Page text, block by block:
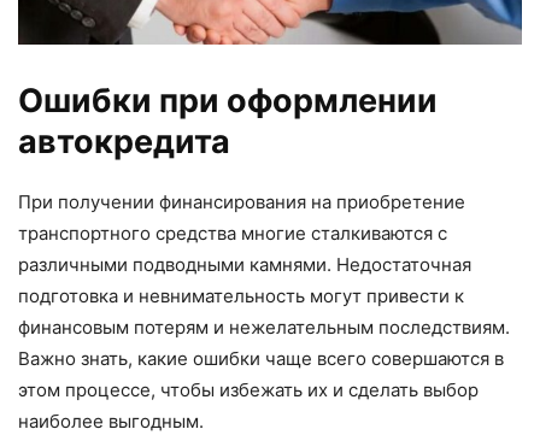
Ошибки при оформлении
автокредита
При получении финансирования на приобретение
транспортного средства многие сталкиваются с
различными подводными камнями. Недостаточная
подготовка и невнимательность могут привести к
финансовым потерям и нежелательным последствиям.
Важно знать, какие ошибки чаще всего совершаются в
этом процессе, чтобы избежать их и сделать выбор
наиболее выгодным.